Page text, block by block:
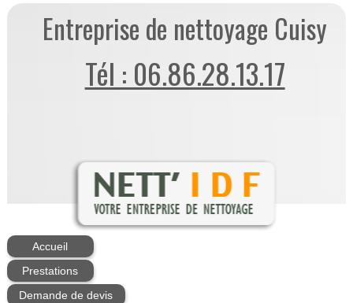
Entreprise de nettoyage Cuisy
Tél : 06.86.28.13.17
Accueil
Prestations
Demande de devis